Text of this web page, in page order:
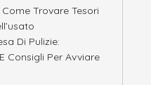
Trovare Tesori
Di Pulizie:
Consigli Per Avviare